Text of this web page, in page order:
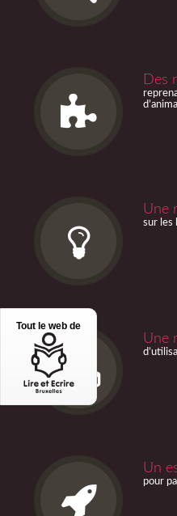
Des
Une
sur les
Une
Un
pour
Tout le web de